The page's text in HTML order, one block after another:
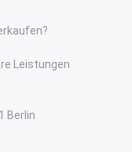
Leistungen
Berlin